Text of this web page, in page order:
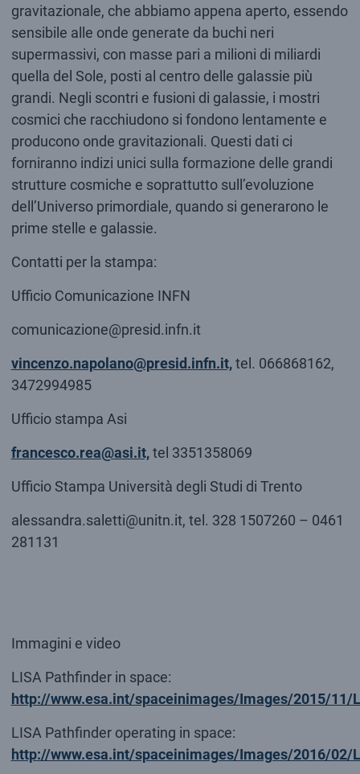
gravitazionale, che abbiamo appena aperto, essendo
sensibile alle onde generate da buchi neri
supermassivi, con masse pari a milioni di miliardi
quella del Sole, posti al centro delle galassie più
grandi. Negli scontri e fusioni di galassie, i mostri
cosmici che racchiudono si fondono lentamente e
producono onde gravitazionali. Questi dati ci
forniranno indizi unici sulla formazione delle grandi
strutture cosmiche e soprattutto sull’evoluzione
dell’Universo primordiale, quando si generarono le
prime stelle e galassie.
Contatti per la stampa:
Ufficio Comunicazione INFN
comunicazione@presid.infn.it
vincenzo.napolano@presid.infn.it,tel. 066868162,
3472994985
Ufficio stampa Asi
francesco.rea@asi.it,tel 3351358069
Ufficio Stampa Università degli Studi di Trento
alessandra.saletti@unitn.it, tel. 328 1507260 – 0461
281131
Immagini e video
LISA Pathfinder in space:
http://www.esa.int/spaceinimages/Images/2015/11/
LISA Pathfinder operating in space:
http://www.esa.int/spaceinimages/Images/2016/02/